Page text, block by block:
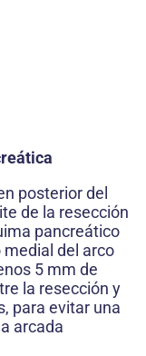
posterior del
de la resección
pancreático
del arco
5 mm de
la resección y
para evitar una
arcada